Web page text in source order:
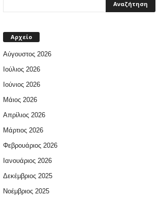
Αρχείο
Αύγουστος 2026
Ιούλιος 2026
Ιούνιος 2026
Μάιος 2026
Απρίλιος 2026
Μάρτιος 2026
Φεβρουάριος 2026
Ιανουάριος 2026
Δεκέμβριος 2025
Νοέμβριος 2025